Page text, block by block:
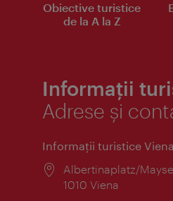
Obiective turistice
de la A la Z
Informații
Adrese și
Informaţii turistice Viena
Locul:
Albertinaplatz/
1010 Viena